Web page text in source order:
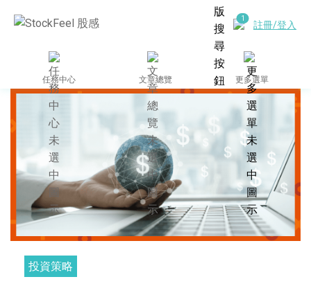
註冊/登入
任務中心 文章總覽 更多選單
投資策略